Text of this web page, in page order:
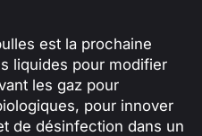
est la prochaine
liquides pour modifier
les gaz pour
pour innover
de désinfection dans un